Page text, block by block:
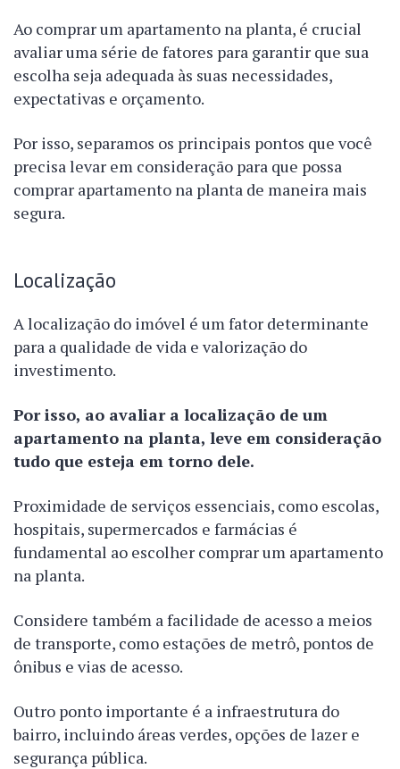
Ao comprar um apartamento na planta, é crucial
avaliar uma série de fatores para garantir que sua
escolha seja adequada às suas necessidades,
expectativas e orçamento.
Por isso, separamos os principais pontos que você
precisa levar em consideração para que possa
comprar apartamento na planta de maneira mais
segura.
Localização
A localização do imóvel é um fator determinante
para a qualidade de vida e valorização do
investimento.
Por isso, ao avaliar a localização de um
apartamento na planta, leve em consideração
tudo que esteja em torno dele.
Proximidade de serviços essenciais, como escolas,
hospitais, supermercados e farmácias é
fundamental ao escolher comprar um apartamento
na planta.
Considere também a facilidade de acesso a meios
de transporte, como estações de metrô, pontos de
ônibus e vias de acesso.
Outro ponto importante é a infraestrutura do
bairro, incluindo áreas verdes, opções de lazer e
segurança pública.